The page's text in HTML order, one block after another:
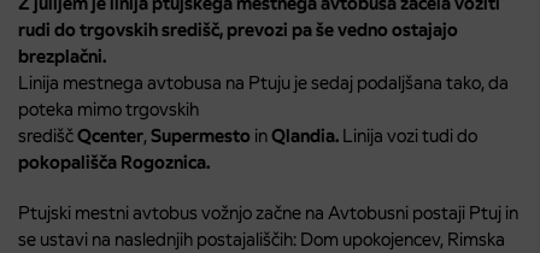
rudi do trgovskih središč, prevozi pa še vedno ostajajo
brezplačni.
Linija mestnega avtobusa na Ptuju je sedaj podaljšana tako, da
poteka mimo trgovskih
središčQcenter, Supermesto inQlandia. Linija vozi tudi do
pokopališča Rogoznica.
Ptujski mestni avtobus vožnjo začne na Avtobusni postaji Ptuj in
se ustavi na naslednjih postajališčih: Dom upokojencev, Rimska